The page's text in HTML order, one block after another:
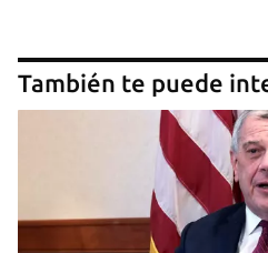
También te puede